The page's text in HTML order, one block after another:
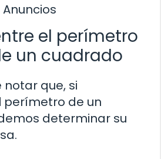
Anuncios
el perímetro
un cuadrado
notar que, si
perímetro de un
determinar su